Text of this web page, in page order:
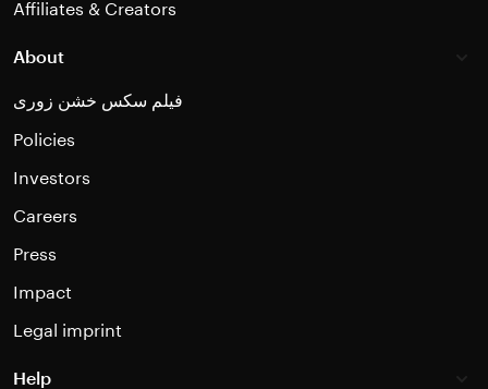
Affiliates & Creators
About
فیلم سکس خشن زوری
Policies
Investors
Careers
Press
Impact
Legal imprint
Help